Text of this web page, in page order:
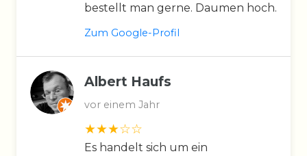
bestellt man gerne. Daumen hoch.
Zum Google-Profil
Albert Haufs
vor einem Jahr
Es handelt sich um ein